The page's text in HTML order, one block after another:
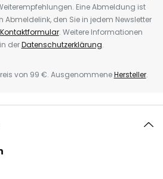
Eine Abmeldung ist
den Sie in jedem Newsletter
Kontaktformular. Weitere Informationen
derDatenschutzerklärung.
von 99 €. AusgenommeneHersteller.